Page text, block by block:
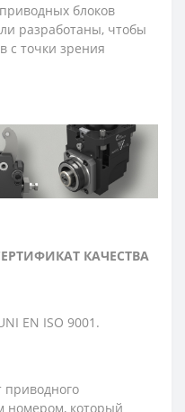
блоков
разработаны, чтобы
с точки зрения
КАЧЕСТВА
EN ISO 9001.
номером, который